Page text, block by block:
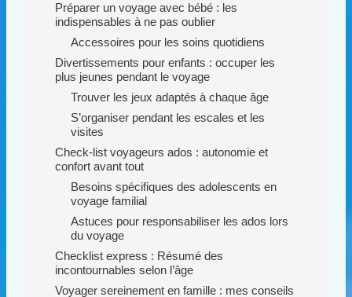
Préparer un voyage avec bébé : les
indispensables à ne pas oublier
Accessoires pour les soins quotidiens
Divertissements pour enfants : occuper les
plus jeunes pendant le voyage
Trouver les jeux adaptés à chaque âge
S’organiser pendant les escales et les
visites
Check-list voyageurs ados : autonomie et
confort avant tout
Besoins spécifiques des adolescents en
voyage familial
Astuces pour responsabiliser les ados lors
du voyage
Checklist express : Résumé des
incontournables selon l’âge
Voyager sereinement en famille : mes conseils